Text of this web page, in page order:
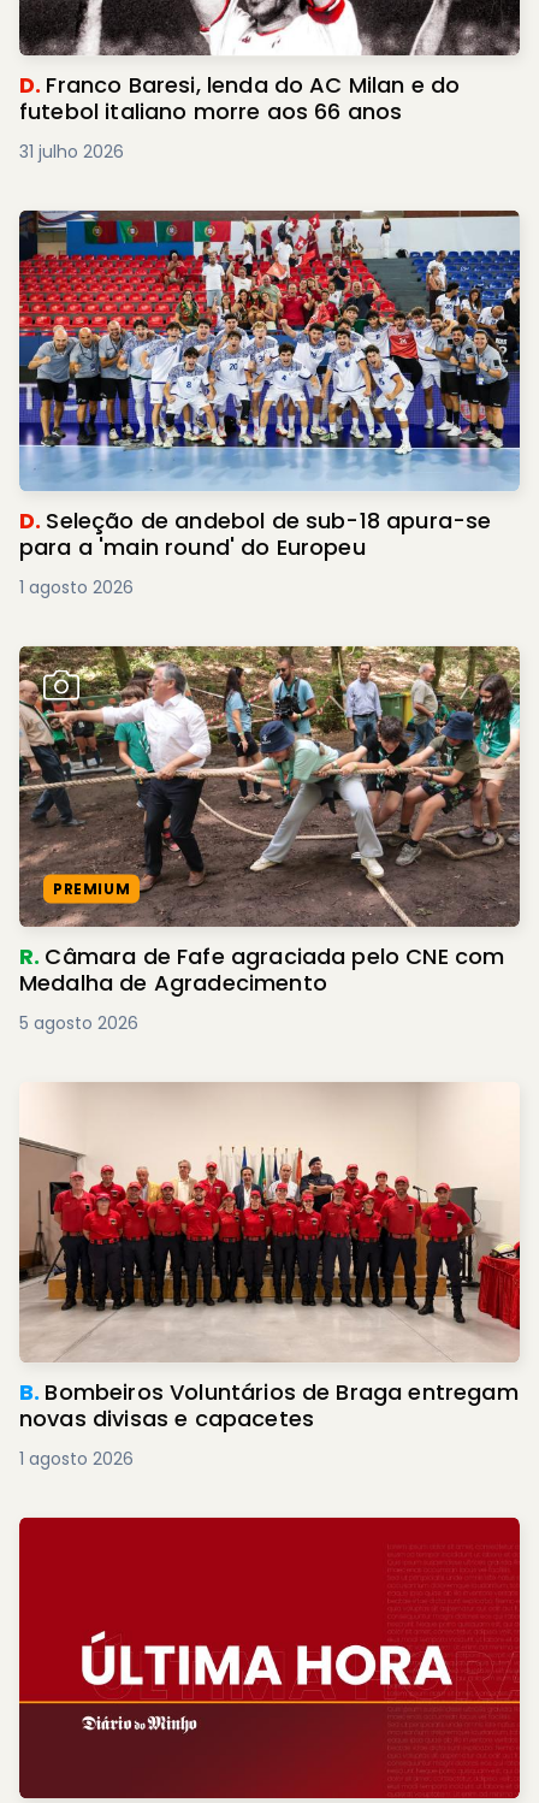
D. Franco Baresi, lenda do AC Milan e do
futebol italiano morre aos 66 anos
31 julho 2026
D. Seleção de andebol de sub-18 apura-se
para a 'main round' do Europeu
1 agosto 2026
PREMIUM
R. Câmara de Fafe agraciada pelo CNE com
Medalha de Agradecimento
5 agosto 2026
B. Bombeiros Voluntários de Braga entregam
novas divisas e capacetes
1 agosto 2026